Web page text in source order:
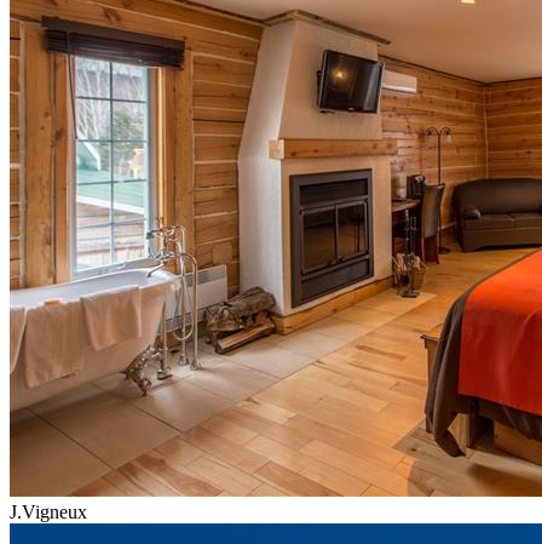
J.Vigneux